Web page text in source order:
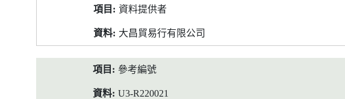
料
資料提供者
大昌貿易行有限公司
參考編號
U3-R220021